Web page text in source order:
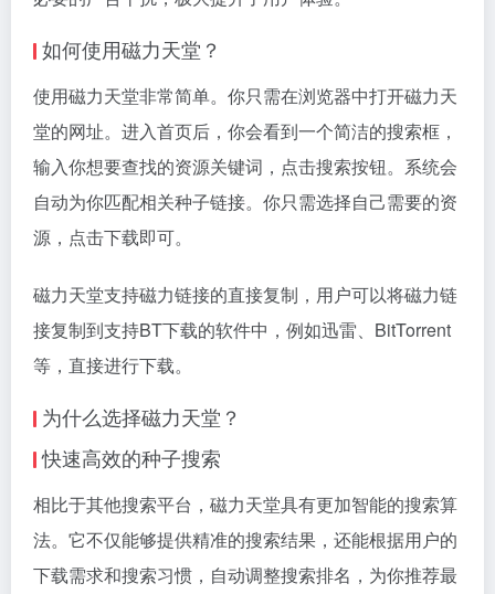
如何使用磁力天堂？
使用磁力天堂非常简单。你只需在浏览器中打开磁力天
堂的网址。进入首页后，你会看到一个简洁的搜索框，
输入你想要查找的资源关键词，点击搜索按钮。系统会
自动为你匹配相关种子链接。你只需选择自己需要的资
源，点击下载即可。
磁力天堂支持磁力链接的直接复制，用户可以将磁力链
接复制到支持BT下载的软件中，例如迅雷、BitTorrent
等，直接进行下载。
为什么选择磁力天堂？
快速高效的种子搜索
相比于其他搜索平台，磁力天堂具有更加智能的搜索算
法。它不仅能够提供精准的搜索结果，还能根据用户的
下载需求和搜索习惯，自动调整搜索排名，为你推荐最